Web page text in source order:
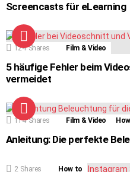
Screencasts für eLearning
124 Shares Film & Video
5 häufige Fehler beim
vermeidet
114 Shares Film & Video
Anleitung: Die perfekte
2 Shares How to